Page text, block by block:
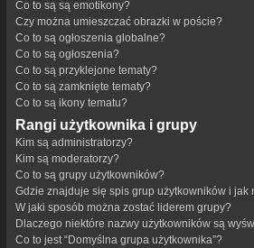
Co to są są emotikony?
Czy można umieszczać obrazki w poście?
Co to są ogłoszenia globalne?
Co to są ogłoszenia?
Co to są przyklejone tematy?
Co to są zamknięte tematy?
Co to są ikony tematu?
Rangi użytkownika i grupy
Kim są administratorzy?
Kim są moderatorzy?
Co to są grupy użytkowników?
Gdzie znajduje się spis grup użytkowników i jak
W jaki sposób można zostać liderem grupy?
Dlaczego niektóre nazwy użytkowników są
Co to jest “Domyślna grupa użytkownika”?